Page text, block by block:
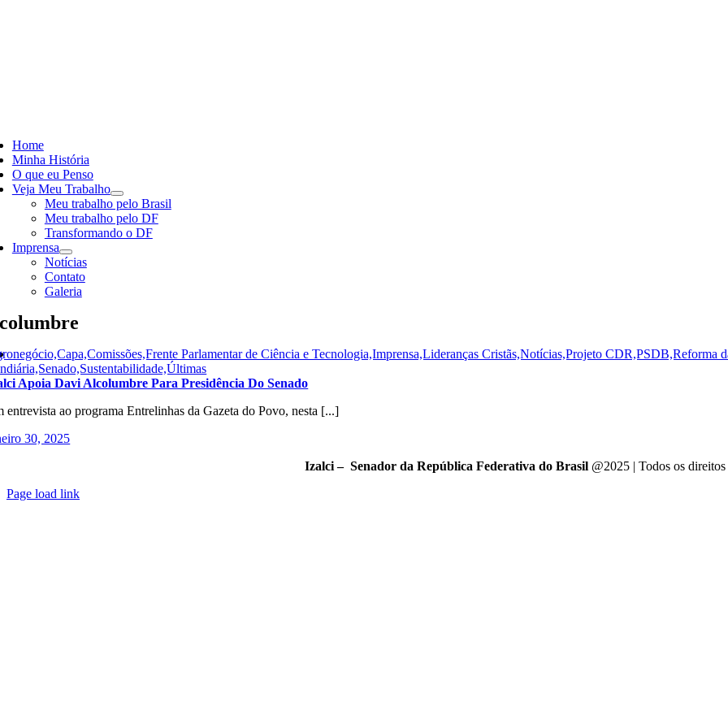
Home
Minha História
O que eu Penso
Veja Meu Trabalho
Meu trabalho pelo Brasil
Meu trabalho pelo DF
Transformando o DF
Imprensa
Notícias
Contato
Galeria
Parlamentar de Ciência e Tecnologia,Imprensa,Lideranças Cristãs,Notícias,Projeto CDR,PSDB,Reforma
Apoia Davi Alcolumbre Para Presidência Do Senado
entrevista ao programa Entrelinhas da Gazeta do Povo, nesta [...]
30, 2025
Izalci – Senador da República Federativa do Brasil@2025 | Todos os direitos
Page load link